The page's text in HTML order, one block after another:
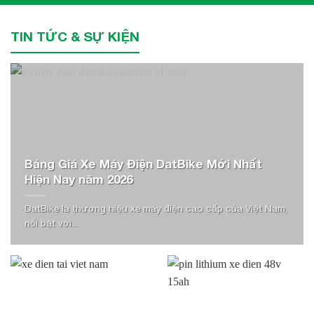
TIN TỨC & SỰ KIỆN
Bảng Giá Xe Máy Điện DatBike Mới Nhất
Hiện Nay năm 2026
DatBike là thương hiệu xe máy điện cao cấp của Việt Nam,
nổi bật với...